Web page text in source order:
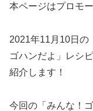
本ページはプロモ
2021年11月10日の
ゴハンだよ」レシピ
紹介します！
今回の「みんな！